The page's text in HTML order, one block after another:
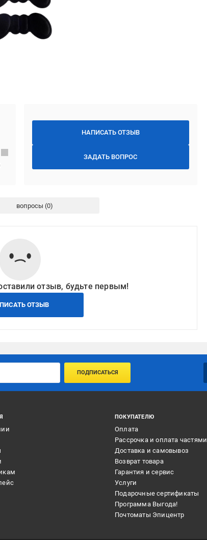
НАПИСАТЬ ОТЗЫВ
ЗАДАТЬ ВОПРОС
вопросы
отзыв, будьте первым!
ОТЗЫВ
ПОДПИСАТЬСЯ
ПОКУПАТЕЛЮ
Оплата
Рассрочка и оплата частями
Доставка и самовывоз
Возврат товара
Гарантия и сервис
Услуги
Подарочные сертификаты
Программа Выгода!
Почтоматы Эпицентр